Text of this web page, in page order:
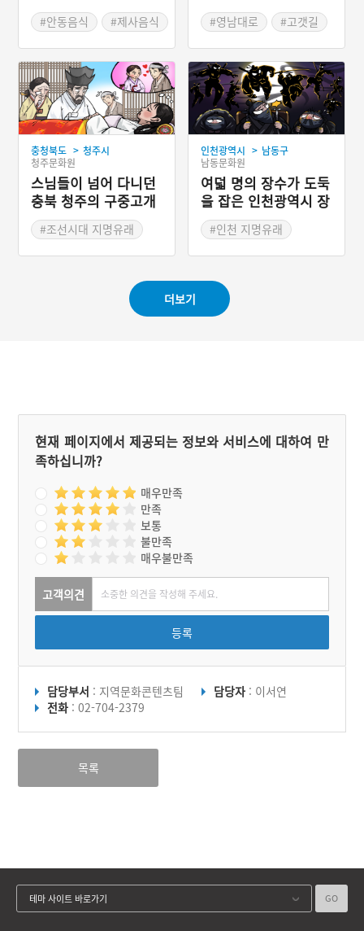
의 적틀에 쌓아 올린 적을
말한다. 바다를 상징하는 조
개류와 생선류, 땅을 상징하
는 소고기, 하늘을 상징하는
닭고기를 모두 익히지 않고
차례로 쌓아 올린 경상북도
안동시를 중심으로 한 영남
지역의 불천위제사에서 올
리는 제수이다.
#안동음식
#제사음식
었다. 고갯길이 험하고 도적
이 많아 여러 사람이 모여서
고갯길을 넘었으며, 화물은
소나 당나귀 등의 짐승을 이
용해서 실어 날랐다. 팔조령
옛길의 동쪽으로 신작로가
개통되었고 1998년에는 팔
조령을 관통하는 팔조령 터
널이 개통되었다. 팔조령 옛
길을 넘던 사람들은 팔조리
성황당에서 무사히 팔조령
을 넘을 수 있도록 기원했
다. 지금은 팔조령 옛길의
일부 구간이 단절되었다.
#영남대로
#고갯길
충청북도 > 청주시
청주문화원
스님들이 넘어 다니던
충북 청주의 구중고개
#조선시대 지명유래
인천광역시 > 남동구
남동문화원
여덟 명의 장수가 도둑
을 잡은 인천광역시 장
수동의 장자골
#인천 지명유래
더보기
현재 페이지에서 제공되는 정보와 서비스에 대하여 만
족하십니까?
매우만족
만족
보통
불만족
매우불만족
고객의견
등록
담당부서 : 지역문화콘텐츠팀 담당자 : 이서연
전화 : 02-704-2379
목록
테마 사이트 바로가기 GO